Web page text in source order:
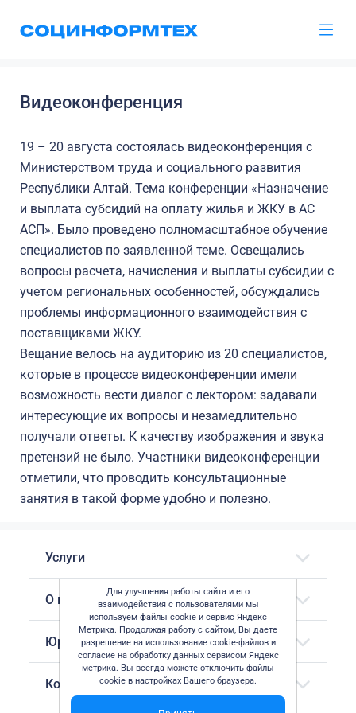
Видеоконференция
19 – 20 августа состоялась видеоконференция с
Министерством труда и социального развития
Республики Алтай. Тема конференции «Назначение
и выплата субсидий на оплату жилья и ЖКУ в АС
АСП». Было проведено полномасштабное обучение
специалистов по заявленной теме. Освещались
вопросы расчета, начисления и выплаты субсидии с
учетом региональных особенностей, обсуждались
проблемы информационного взаимодействия с
поставщиками ЖКУ.
Вещание велось на аудиторию из 20 специалистов,
которые в процессе видеоконференции имели
возможность вести диалог с лектором: задавали
интересующие их вопросы и незамедлительно
получали ответы. К качеству изображения и звука
претензий не было. Участники видеоконференции
отметили, что проводить консультационные
занятия в такой форме удобно и полезно.
Услуги
О компании
Юридическая информация
Контактные данные
Для улучшения работы сайта и его
взаимодействия с пользователями мы
используем файлы cookie и сервис Яндекс
Метрика. Продолжая работу с сайтом, Вы даете
разрешение на использование cookie-файлов и
согласие на обработку данных сервисом Яндекс
метрика. Вы всегда можете отключить файлы
cookie в настройках Вашего браузера.